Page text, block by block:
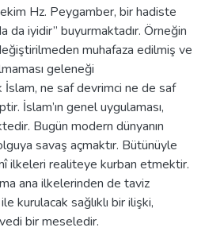
Hz. Peygamber, bir hadiste
da iyidir” buyurmaktadır. Örneğin
muhafaza edilmiş ve
geleneği
ne saf devrimci ne de saf
İslam’ın genel uygulaması,
Bugün modern dünyanın
savaş açmaktır. Bütünüyle
ilkeleri realiteye kurban etmektir.
ana ilkelerinden de taviz
kurulacak sağlıklı bir ilişki,
bir meseledir.